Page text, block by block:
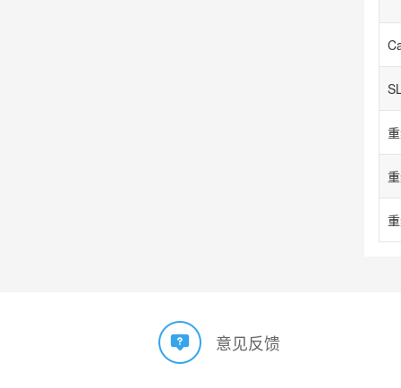
意见反馈